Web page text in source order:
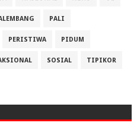
PALI
PERISTIWA PIDUM
SOSIAL TIPIKOR